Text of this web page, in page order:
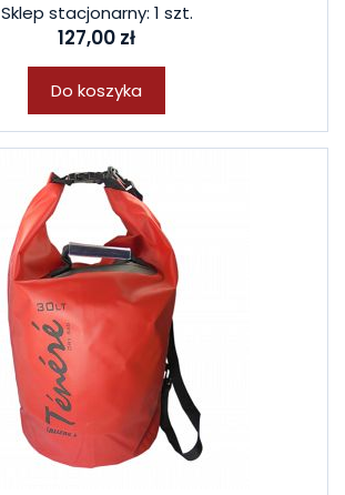
Sklep stacjonarny: 1 szt.
127,00 zł
Do koszyka